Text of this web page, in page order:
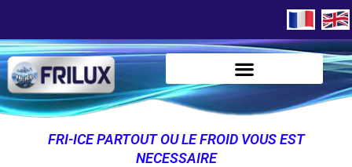
FRI-ICE PARTOUT OU LE FROID VOUS EST
NECESSAIRE